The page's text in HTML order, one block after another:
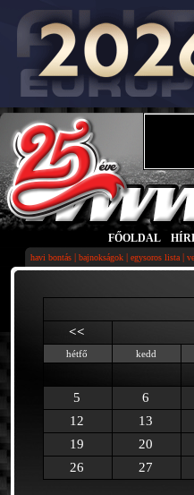
FŐOLDAL
havi bontás | bajnokságok | egysoros lista |
<<
hétfő kedd
5
6
12
13
19
20
26
27